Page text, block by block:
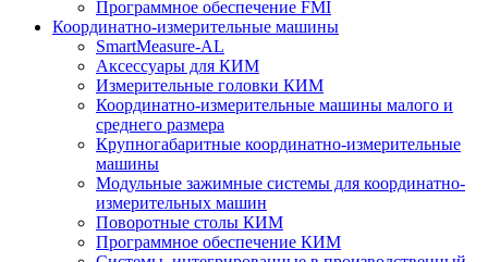
Программное обеспечение FMI
Координатно-измерительные машины
SmartMeasure-AL
Аксессуары для КИМ
Измерительные головки КИМ
Координатно-измерительные машины малого и
среднего размера
Крупногабаритные координатно-измерительные
машины
Модульные зажимные системы для координатно-
измерительных машин
Поворотные столы КИМ
Программное обеспечение КИМ